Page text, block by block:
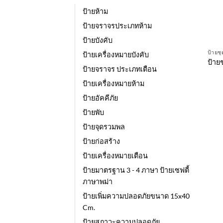
ป้ายห้าม
ป้ายจราจรประเภทห้าม
ป้ายบังคับ
ป้ายเครื่องหมายบังคับ
ป้ายจราจร ประเภทเตือน
ป้ายเครื่องหมายห้าม
ป้ายอัคคีภัย
ป้ายพับ
ป้ายจุดรวมพล
ป้ายก่อสร้าง
ป้ายเครื่องหมายเตือน
ป้ายมาตรฐาน 3 - 4 ภาษา ป้ายเซฟตี้
ภาษาพม่า
ป้ายเพิ่มความปลอดภัยขนาด 15x40
Cm.
ป้ายชุ
ป้าย